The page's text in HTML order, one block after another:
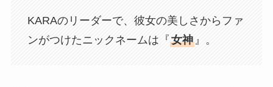
KARAのリーダーで、彼女の美しさからファ
ンがつけたニックネームは『女神』。